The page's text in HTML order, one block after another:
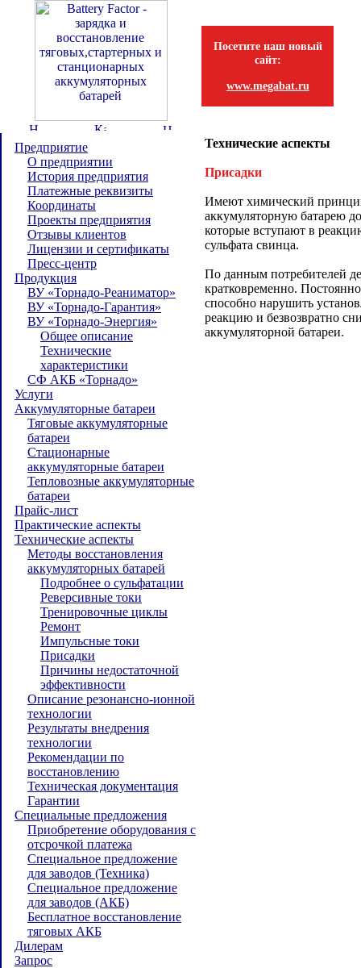
Посетите наш новый
сайт:
www.megabat.ru
Предприятие
О предприятии
История предприятия
Платежные реквизиты
Координаты
Проекты предприятия
Отзывы клиентов
Лицензии и сертификаты
Пресс-центр
Продукция
ВУ «Торнадо-Реаниматор»
ВУ «Торнадо-Гарантия»
ВУ «Торнадо-Энергия»
Общее описание
Технические
характеристики
СФ АКБ «Торнадо»
Услуги
Аккумуляторные батареи
Тяговые аккумуляторные
батареи
Стационарные
аккумуляторные батареи
Тепловозные аккумуляторные
батареи
Прайс-лист
Практические аспекты
Технические аспекты
Методы восстановления
аккумуляторных батарей
Подробнее о сульфатации
Реверсивные токи
Тренировочные циклы
Ремонт
Импульсные токи
Присадки
Причины недостаточной
эффективности
Описание резонансно-ионной
технологии
Результаты внедрения
технологии
Рекомендации по
восстановлению
Техническая документация
Гарантии
Специальные предложения
Приобретение оборудования с
отсрочкой платежа
Специальное предложение
для заводов (Техника)
Специальное предложение
для заводов (АКБ)
Бесплатное восстановление
тяговых АКБ
Дилерам
Запрос
Технические аспекты
Присадки
Имеют химический
аккумуляторную батарею
которые вступают в
сульфата свинца.
По данным потребителей
кратковременно.
способно нарушить
реакцию и безвозвратно
аккумуляторной батареи.